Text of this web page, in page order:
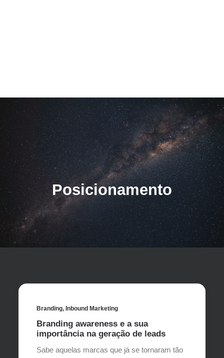
Posicionamento
Branding, Inbound Marketing
Branding awareness e a sua
importância na geração de leads
Sabe aquelas marcas que já se tornaram tão